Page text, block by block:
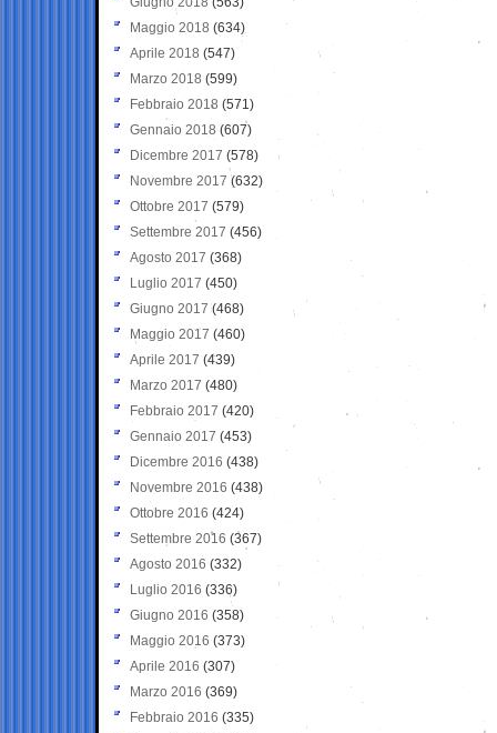
Maggio 2018 (634)
Aprile 2018 (547)
Marzo 2018 (599)
Febbraio 2018 (571)
Gennaio 2018 (607)
Dicembre 2017 (578)
Novembre 2017 (632)
Ottobre 2017 (579)
Settembre 2017 (456)
Agosto 2017 (368)
Luglio 2017 (450)
Giugno 2017 (468)
Maggio 2017 (460)
Aprile 2017 (439)
Marzo 2017 (480)
Febbraio 2017 (420)
Gennaio 2017 (453)
Dicembre 2016 (438)
Novembre 2016 (438)
Ottobre 2016 (424)
Settembre 2016 (367)
Agosto 2016 (332)
Luglio 2016 (336)
Giugno 2016 (358)
Maggio 2016 (373)
Aprile 2016 (307)
Marzo 2016 (369)
Febbraio 2016 (335)